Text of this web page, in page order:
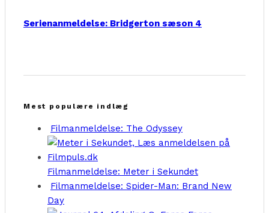
Serienanmeldelse: Bridgerton sæson 4
Mest populære indlæg
Filmanmeldelse: The Odyssey
Filmanmeldelse: Meter i Sekundet
Filmanmeldelse: Spider-Man: Brand New
Day